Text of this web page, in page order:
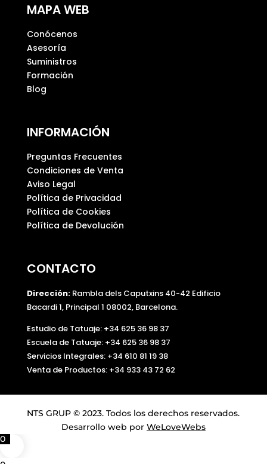
o
a
c
í
o
.
MAPA WEB
Conócenos
Asesoría
Suministros
Formación
Blog
INFORMACIÓN
Preguntas Frecuentes
Condiciones de Venta
Aviso Legal
Política de Privacidad
Política de Cookies
Política de Devolución
CONTACTO
Dirección:Rambla dels Caputxins 40-42 Edificio
Bacardi 1, Principal 1 08002, Barcelona.
Estudio de Tatuaje: +34 625 36 98 37
Escuela de Tatuaje: +34 625 36 98 37
Servicios Integrales: +34 610 81 19 38
Venta de Productos: +34 933 43 72 62
NTS GRUP © 2023. Todos los derechos reservados.
Desarrollo web por WeLoveWebs
0